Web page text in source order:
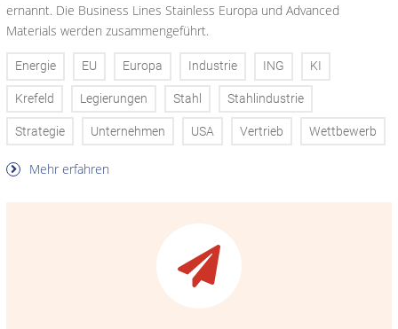
ernannt. Die Business Lines Stainless Europa und Advanced
Materials werden zusammengeführt.
Energie EU Europa Industrie ING KI
Krefeld Legierungen Stahl Stahlindustrie
Strategie Unternehmen USA Vertrieb Wettbewerb
Mehr erfahren